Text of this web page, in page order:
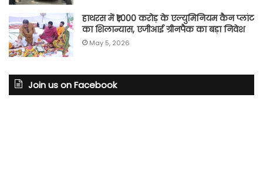
हाथरस में ₹1,000 करोड़ के एल्युमिनियम कैन प्लांट
का शिलान्यास, एजीआई ग्रीनपैक का बड़ा निवेश
May 5, 2026
Join us on Facebook